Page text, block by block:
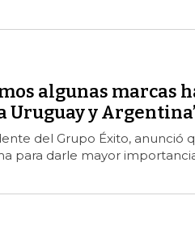
algunas marcas
Uruguay y
del Grupo Éxito, anunció
para darle mayor